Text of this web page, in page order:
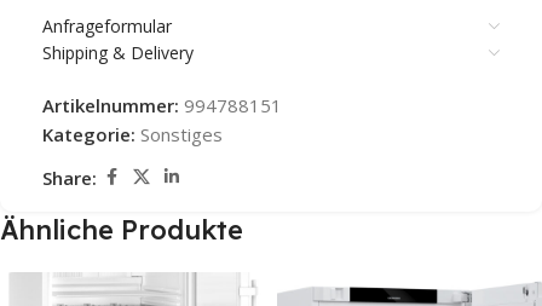
Anfrageformular
Shipping & Delivery
Artikelnummer: 994788151
Kategorie: Sonstiges
Share:
Ähnliche Produkte